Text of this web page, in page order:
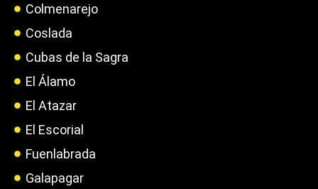
Colmenarejo
Coslada
Cubas de la Sagra
El Álamo
El Atazar
El Escorial
Fuenlabrada
Galapagar